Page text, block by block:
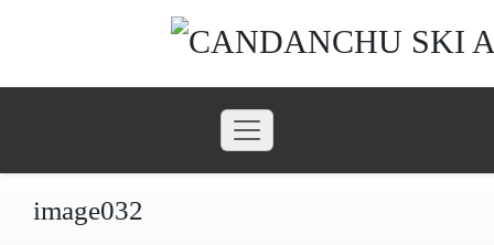
image032